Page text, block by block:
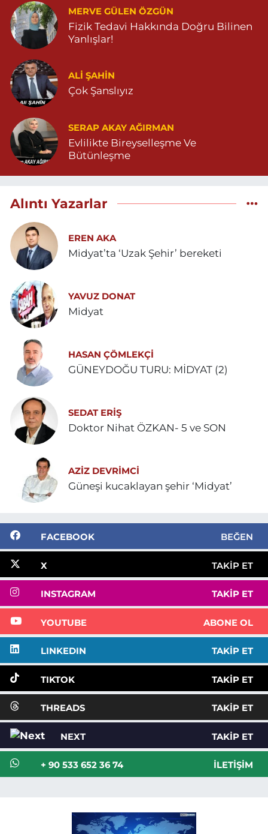
MERVE GÜLEN ÖZGÜN
Fizik Tedavi Hakkında Doğru Bilinen
Yanlışlar!
ALI ŞAHİN
Çok Şanslıyız
SERAP AKAY AĞIRMAN
Evlilikte Bireyselleşme Ve
Bütünleşme
Alıntı Yazarlar
EREN AKA
Midyat’ta ‘Uzak Şehir’ bereketi
YAVUZ DONAT
Midyat
HASAN ÇÖMLEKÇİ
GÜNEYDOĞU TURU: MİDYAT (2)
SEDAT ERİŞ
Doktor Nihat ÖZKAN- 5 ve SON
AZIZ DEVRIMCI
Güneşi kucaklayan şehir ‘Midyat’
FACEBOOK BEĞEN
X TAKIP ET
INSTAGRAM TAKIP ET
YOUTUBE ABONE OL
LINKEDIN TAKIP ET
TIKTOK TAKIP ET
THREADS TAKIP ET
NEXT TAKIP ET
+ 90 533 652 36 74 İLETIŞIM